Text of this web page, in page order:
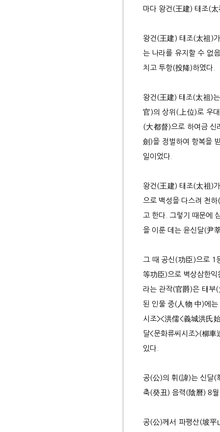
6세
7세
파
공
불
증
서
파
문
마다 왕건(王建) 태조(
왕건(王建) 태조(太祖)
는 나라를 유지할 수 없
치고 투항(投降)하였다.
왕건(王建) 태조(太祖)
官)의 상위(上位)로 우
(大都督)으로 하여금 신
劍)을 정벌하여 항복을
일이었다.
왕건(王建) 태조(太祖)
으로 백성을 다스려 천
고 한다. 그렇기 때문에
을 이룬 데는 윤신달(尹
그 때 공신(功臣)으로 1
等功臣)으로 벽상삼한
라는 관작(官爵)은 태부
된 인물 중(人物 中)에
시조><洪儒<義城洪氏
달<문화류씨시조>(柳
있다.
공(公)의 휘(諱)는 신달(
축(癸丑) 음력(陰曆) 8
공(公)께서 파평산(坡平